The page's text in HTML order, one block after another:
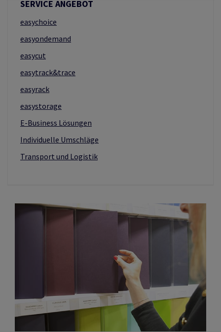
SERVICE ANGEBOT
easychoice
easyondemand
easycut
easytrack&trace
easyrack
easystorage
E-Business Lösungen
Individuelle Umschläge
Transport und Logistik